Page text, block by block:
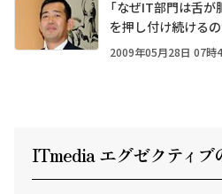
「なぜIT部門は舌
を押し付け続けるの
2009年05月28日 07時
ITmedia エグゼクティ ブ